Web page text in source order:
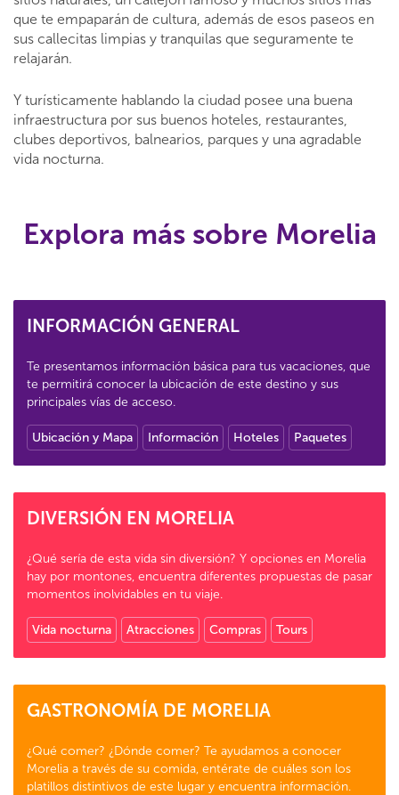
que te empaparán de cultura, además de esos paseos en
sus callecitas limpias y tranquilas que seguramente te
relajarán.
Y turísticamente hablando la ciudad posee una buena
infraestructura por sus buenos hoteles, restaurantes,
clubes deportivos, balnearios, parques y una agradable
vida nocturna.
Explora más sobre Morelia
INFORMACIÓN GENERAL
Te presentamos información básica para tus vacaciones, que
te permitirá conocer la ubicación de este destino y sus
principales vías de acceso.
Ubicación y Mapa Información Hoteles Paquetes
DIVERSIÓN EN MORELIA
¿Qué sería de esta vida sin diversión? Y opciones en Morelia
hay por montones, encuentra diferentes propuestas de pasar
momentos inolvidables en tu viaje.
Vida nocturna Atracciones Compras Tours
GASTRONOMÍA DE MORELIA
¿Qué comer? ¿Dónde comer? Te ayudamos a conocer
Morelia a través de su comida, entérate de cuáles son los
platillos distintivos de este lugar y encuentra información.